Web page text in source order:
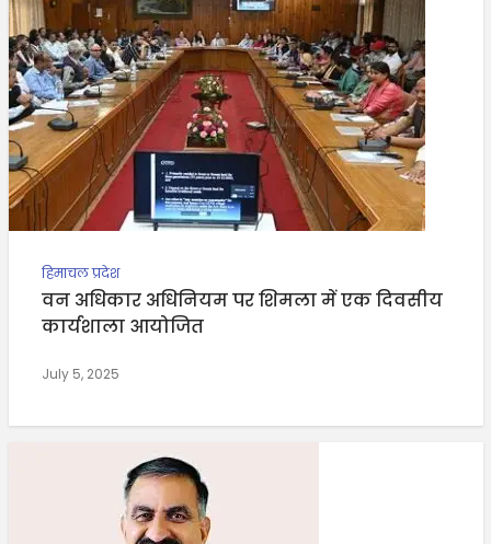
हिमाचल प्रदेश
वन अधिकार अधिनियम पर शिमला में एक दिवसीय
कार्यशाला आयोजित
July 5, 2025